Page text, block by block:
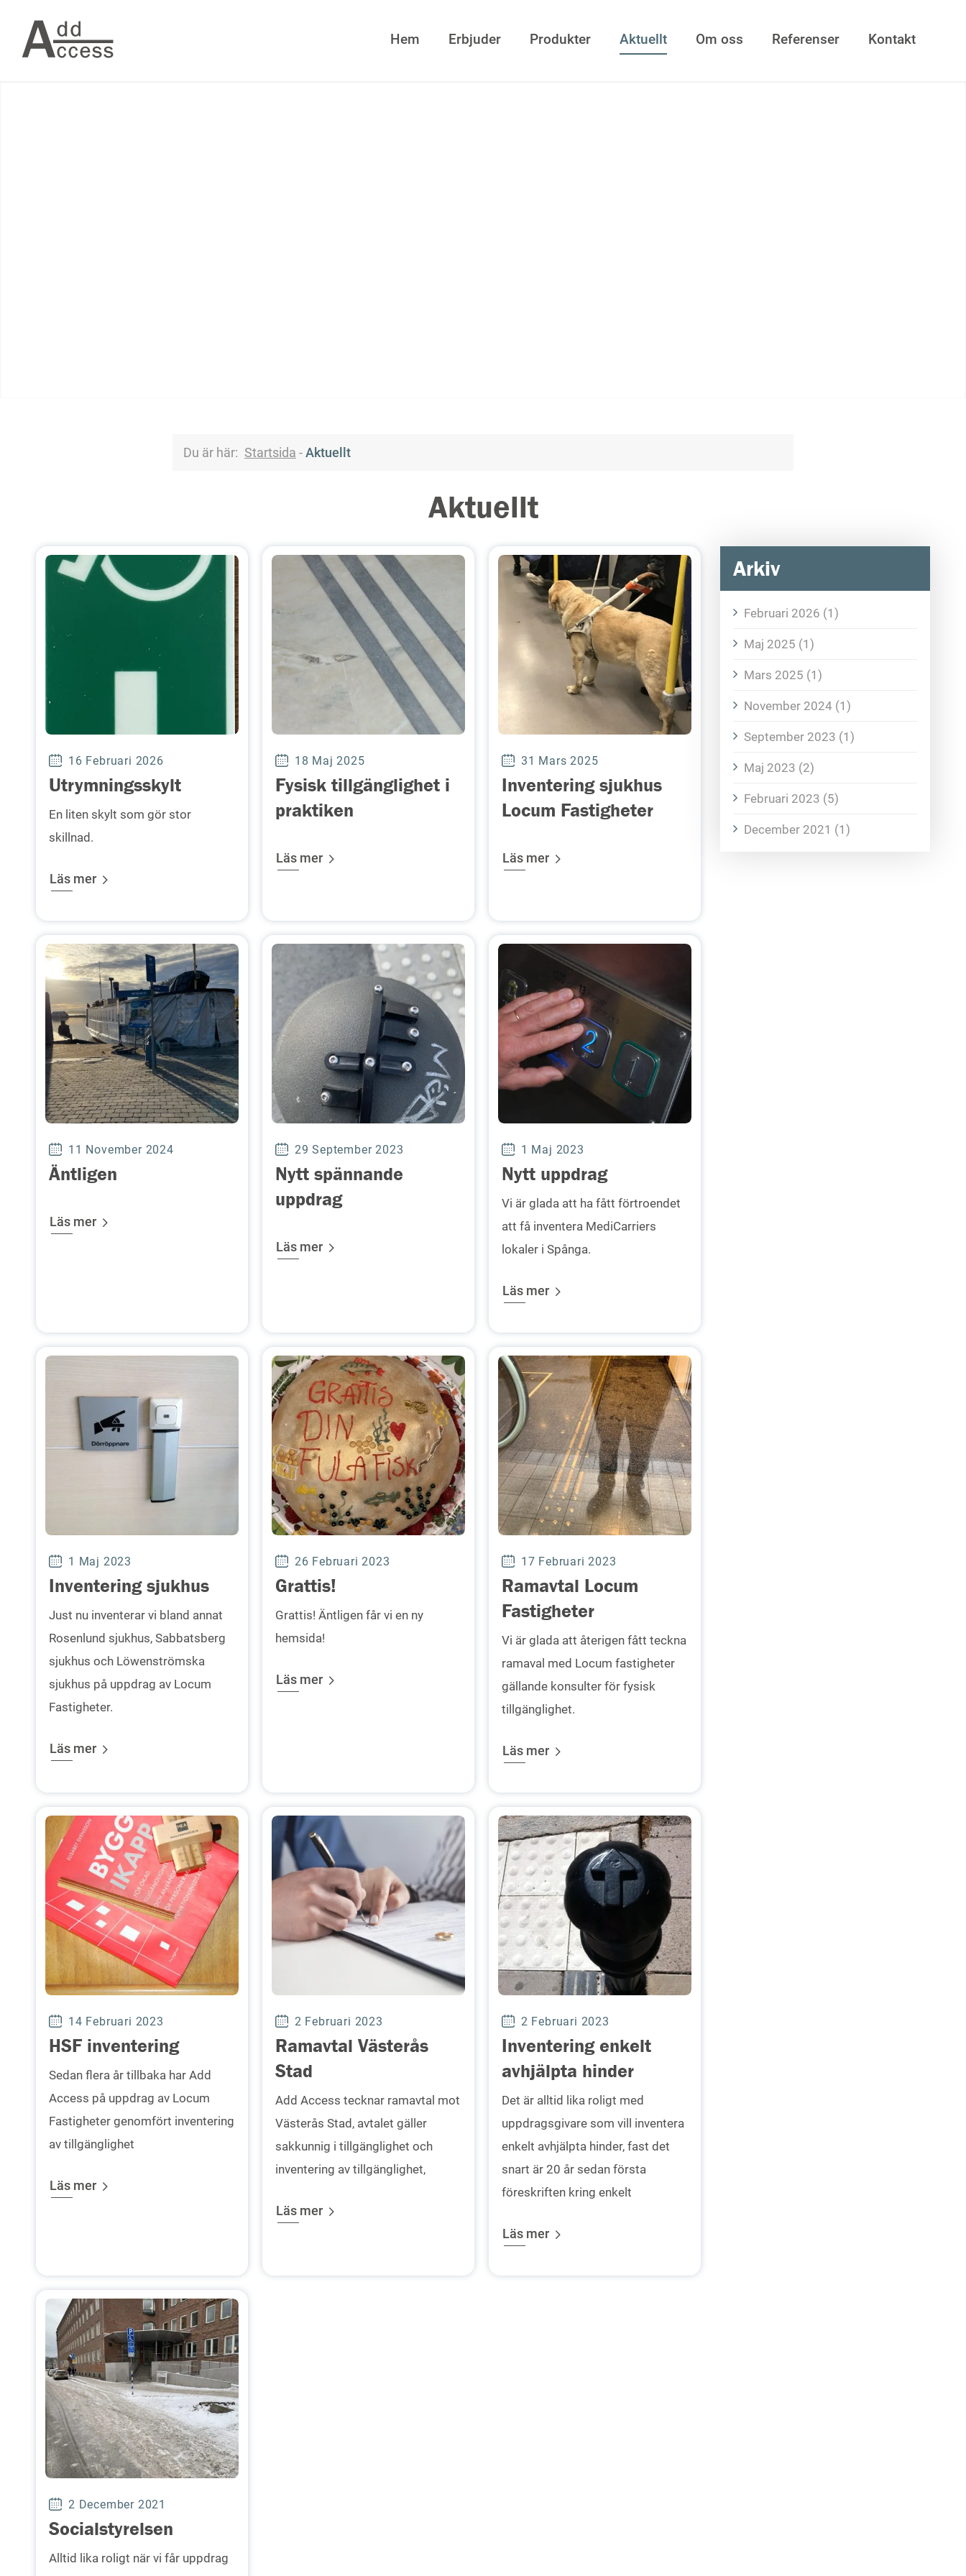
Hem Erbjuder Produkter Aktuellt Om oss Referenser Kontakt
Du är här: Startsida -Aktuellt
Aktuellt
Utrymningsskylt
16 Februari 2026
En liten skylt som gör stor
skillnad.
Läs mer
Fysisk tillgänglighet i
praktiken
18 Maj 2025
Läs mer
Inventering sjukhus
Locum Fastigheter
31 Mars 2025
Läs mer
Äntligen
11 November 2024
Läs mer
Nytt spännande
uppdrag
29 September 2023
Läs mer
Nytt uppdrag
1 Maj 2023
Vi är glada att ha fått förtroendet
att få inventera MediCarriers
lokaler i Spånga.
Läs mer
Inventering sjukhus
1 Maj 2023
Just nu inventerar vi bland annat
Rosenlund sjukhus, Sabbatsberg
sjukhus och Löwenströmska
sjukhus på uppdrag av Locum
Fastigheter.
Läs mer
Grattis!
26 Februari 2023
Grattis! Äntligen får vi en ny
hemsida!
Läs mer
Ramavtal Locum
Fastigheter
17 Februari 2023
Vi är glada att återigen fått teckna
ramaval med Locum fastigheter
gällande konsulter för fysisk
tillgänglighet.
Läs mer
HSF inventering
14 Februari 2023
Sedan flera år tillbaka har Add
Access på uppdrag av Locum
Fastigheter genomfört inventering
av tillgänglighet
Läs mer
Ramavtal Västerås
Stad
2 Februari 2023
Add Access tecknar ramavtal mot
Västerås Stad, avtalet gäller
sakkunnig i tillgänglighet och
inventering av tillgänglighet,
Läs mer
Inventering enkelt
avhjälpta hinder
2 Februari 2023
Det är alltid lika roligt med
uppdragsgivare som vill inventera
enkelt avhjälpta hinder, fast det
snart är 20 år sedan första
föreskriften kring enkelt
Läs mer
Socialstyrelsen
2 December 2021
Alltid lika roligt när vi får uppdrag
Arkiv
Februari 2026 (1)
Maj 2025 (1)
Mars 2025 (1)
November 2024 (1)
September 2023 (1)
Maj 2023 (2)
Februari 2023 (5)
December 2021 (1)